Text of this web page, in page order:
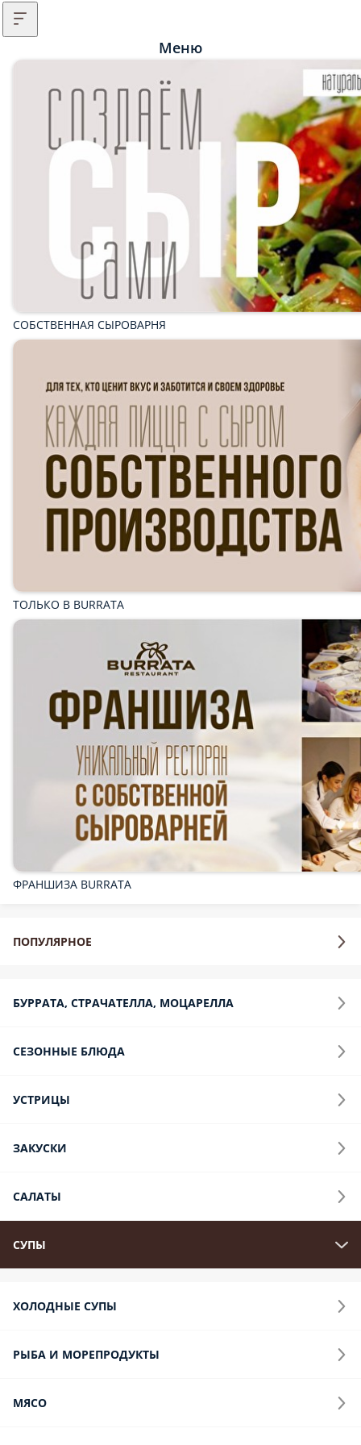
Меню
СОБСТВЕННАЯ СЫРОВАРНЯ
ТОЛЬКО В BURRATA
ФРАНШИЗА BURRATA
ПОПУЛЯРНОЕ
БУРРАТА, СТРАЧАТЕЛЛА, МОЦАРЕЛЛА
СЕЗОННЫЕ БЛЮДА
УСТРИЦЫ
ЗАКУСКИ
САЛАТЫ
СУПЫ
ХОЛОДНЫЕ СУПЫ
РЫБА И МОРЕПРОДУКТЫ
МЯСО